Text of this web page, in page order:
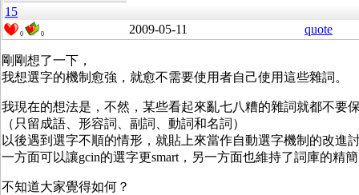
15
0 0 2009-05-11 quote
剛剛想了一下，
我想選字的機制愈強，就愈不需要使用者自己使用這些雜詞。
我現在的想法是，不然，某些看起來亂七八糟的雜詞就都不要
（只留成語、形容詞、副詞、動詞和名詞）
以後遇到選字不順的情形，就貼上來當作自動選字機制的改進
一方面可以讓gcin的選字更smart，另一方面也維持了詞庫的精
不知道大家覺得如何？